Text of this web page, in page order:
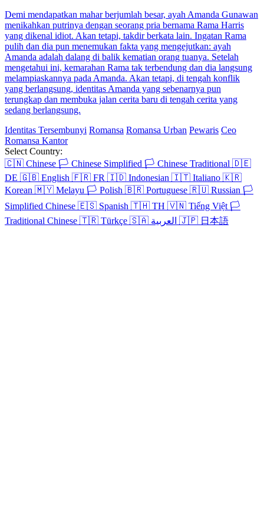
Demi mendapatkan mahar berjumlah besar, ayah Amanda Gunawan
menikahkan putrinya dengan seorang pria bernama Rama Harris
yang dikenal idiot. Akan tetapi, takdir berkata lain. Ingatan Rama
pulih dan dia pun menemukan fakta yang mengejutkan: ayah
Amanda adalah dalang di balik kematian orang tuanya. Setelah
mengetahui ini, kemarahan Rama tak terbendung dan dia langsung
melampiaskannya pada Amanda. Akan tetapi, di tengah konflik
yang berlangsung, identitas Amanda yang sebenarnya pun
terungkap dan membuka jalan cerita baru di tengah cerita yang
sedang berlangsung.
Identitas Tersembunyi Romansa Romansa Urban Pewaris Ceo
Romansa Kantor
Select Country:
🇨🇳 Chinese 🏳️ Chinese Simplified 🏳️ Chinese Traditional 🇩🇪
DE 🇬🇧 English 🇫🇷 FR 🇮🇩 Indonesian 🇮🇹 Italiano 🇰🇷
Korean 🇲🇾 Melayu 🏳️ Polish 🇧🇷 Portuguese 🇷🇺 Russian 🏳️
Simplified Chinese 🇪🇸 Spanish 🇹🇭 TH 🇻🇳 Tiếng Việt 🏳️
Traditional Chinese 🇹🇷 Türkçe 🇸🇦 🇯🇵 日本語